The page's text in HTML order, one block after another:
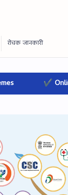
Applications